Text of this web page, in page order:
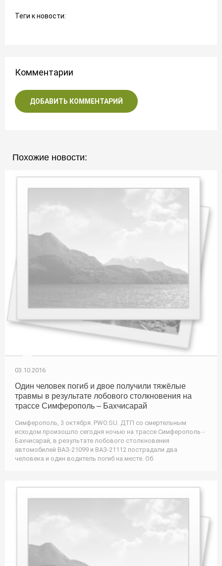
Теги к новости:
Комментарии
ДОБАВИТЬ КОММЕНТАРИЙ
Похожие новости:
03.10.2016
Один человек погиб и двое получили тяжёлые
травмы в результате лобового столкновения на
трассе Симферополь – Бахчисарай
Симферополь, 3 октября. PWO.SU. ДТП со смертельным
исходом произошло сегодня ночью на трассе Симферополь -
Бахчисарай, в результате лобового столкновения
автомобилей ВАЗ-21099 и ВАЗ-21112 пострадали два
человека и один водитель погиб на месте. Об